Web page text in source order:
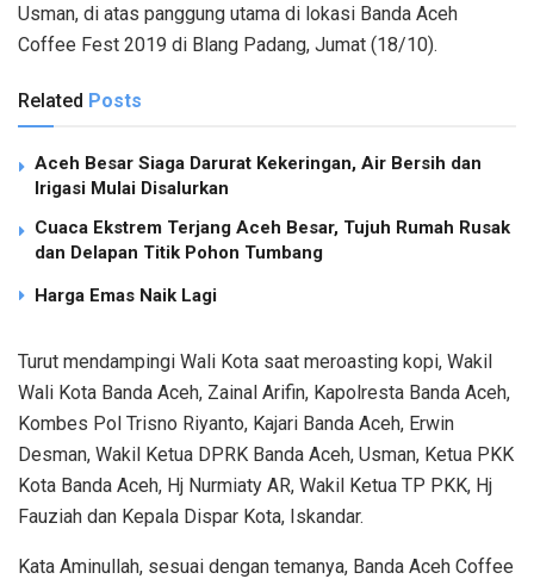
Usman, di atas panggung utama di lokasi Banda Aceh
Coffee Fest 2019 di Blang Padang, Jumat (18/10).
Related Posts
Aceh Besar Siaga Darurat Kekeringan, Air Bersih dan
Irigasi Mulai Disalurkan
Cuaca Ekstrem Terjang Aceh Besar, Tujuh Rumah Rusak
dan Delapan Titik Pohon Tumbang
Harga Emas Naik Lagi
Turut mendampingi Wali Kota saat meroasting kopi, Wakil
Wali Kota Banda Aceh, Zainal Arifin, Kapolresta Banda Aceh,
Kombes Pol Trisno Riyanto, Kajari Banda Aceh, Erwin
Desman, Wakil Ketua DPRK Banda Aceh, Usman, Ketua PKK
Kota Banda Aceh, Hj Nurmiaty AR, Wakil Ketua TP PKK, Hj
Fauziah dan Kepala Dispar Kota, Iskandar.
Kata Aminullah, sesuai dengan temanya, Banda Aceh Coffee